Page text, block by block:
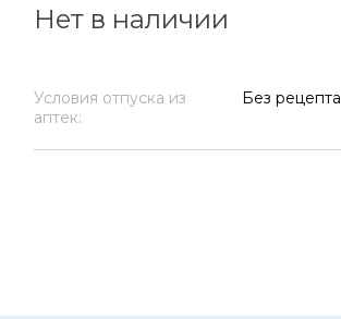
Нет в наличии
Условия отпуска из
аптек:
Без рецепта